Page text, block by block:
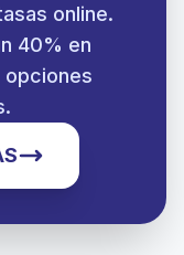
online.
40% en